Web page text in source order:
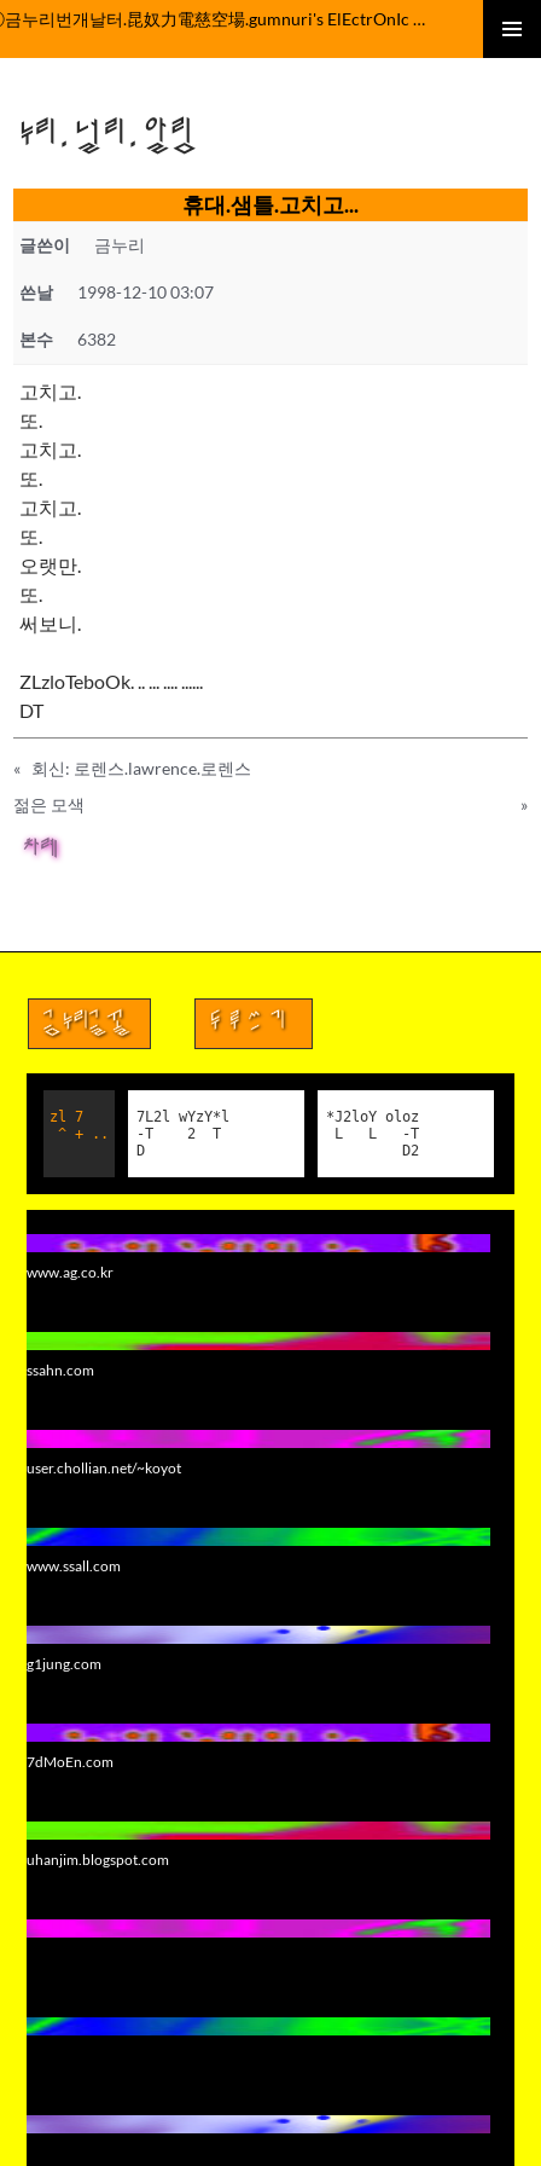
컨
뛰
기
ⓒ금누리번개날터.昆奴力電慈空場.gumnuri's ElEctrOnIc fActOrY
누리.널리.알림
휴대.샘틀.고치고...
글쓴이 금누리
쓴날 1998-12-10 03:07
본수 6382
고치고.
또.
고치고.
또.
고치고.
또.
오랫만.
또.
써보니.
ZLzloTeboOk. .. ... .... ......
DT
« 회신: 로렌스.lawrence.로렌스
젊은 모색
»
차례
금누리글꼴 두루쓰기
zl 7
^ + ..
7L2l wYzY*l
-T 2 T
D
*J2loY oloz
L L -T
D2
www.ag.co.kr
ssahn.com
user.chollian.net/~koyot
www.ssall.com
g1jung.com
7dMoEn.com
uhanjim.blogspot.com